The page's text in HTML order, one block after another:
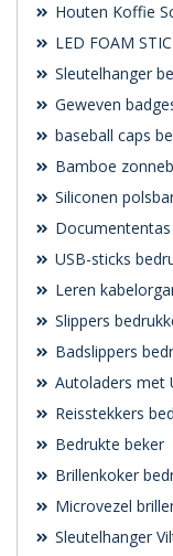
Houten Koffie
LED FOAM
Sleutelhanger
Geweven
baseball caps
Bamboe
Siliconen
USB-sticks
Leren
Slippers
Badslippers
Autoladers met
Reisstekkers
Bedrukte beker
Brillenkoker
Microvezel
Sleutelhanger